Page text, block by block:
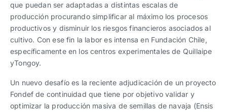
que puedan ser adaptadas a distintas escalas de
producción procurando simplificar al máximo los procesos
productivos y disminuir los riesgos financieros asociados al
cultivo. Con ese fin la labor es intensa en Fundación Chile,
específicamente en los centros experimentales de Quillaipe
yTongoy.
Un nuevo desafío es la reciente adjudicación de un proyecto
Fondef de continuidad que tiene por objetivo validar y
optimizar la producción masiva de semillas de navaja (Ensis